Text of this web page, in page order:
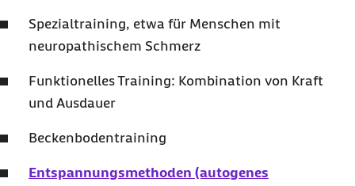
Spezialtraining, etwa für Menschen mit
neuropathischem Schmerz
Funktionelles Training: Kombination von Kraft
und Ausdauer
Beckenbodentraining
Entspannungsmethoden (autogenes